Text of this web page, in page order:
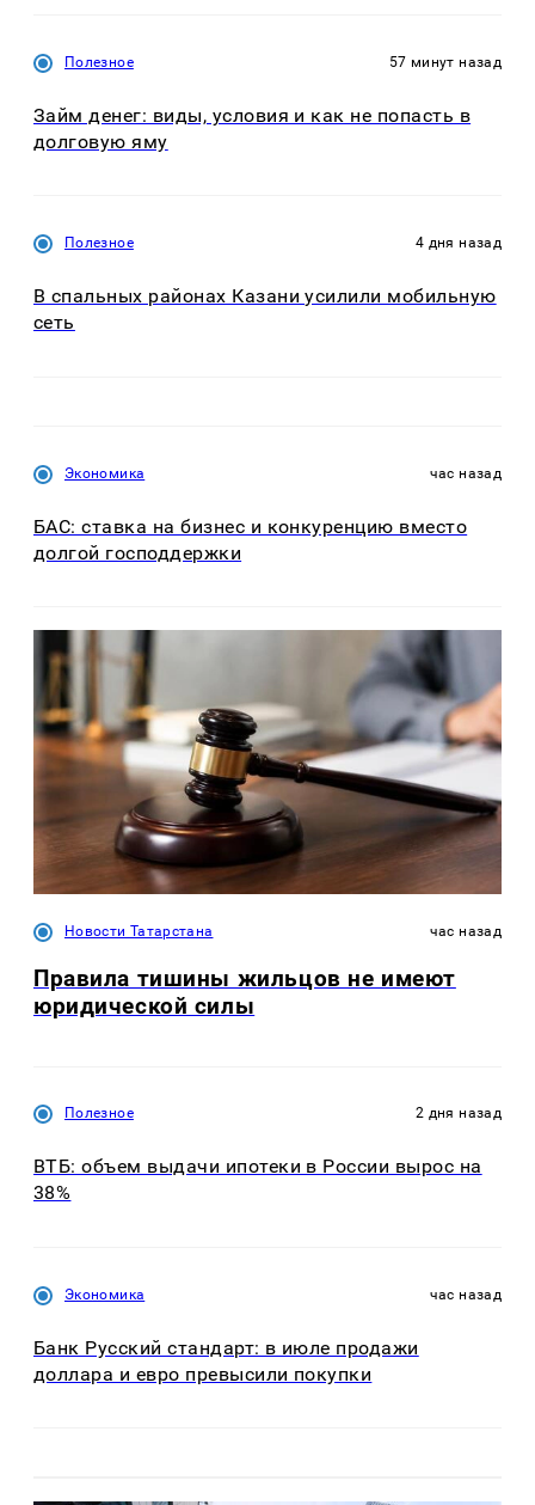
Полезное 57 минут назад
Займ денег: виды, условия и как не попасть в
долговую яму
Полезное 4 дня назад
В спальных районах Казани усилили мобильную
сеть
Экономика час назад
БАС: ставка на бизнес и конкуренцию вместо
долгой господдержки
Новости Татарстана час назад
Правила тишины жильцов не имеют
юридической силы
Полезное 2 дня назад
ВТБ: объем выдачи ипотеки в России вырос на
38%
Экономика час назад
Банк Русский стандарт: в июле продажи
доллара и евро превысили покупки